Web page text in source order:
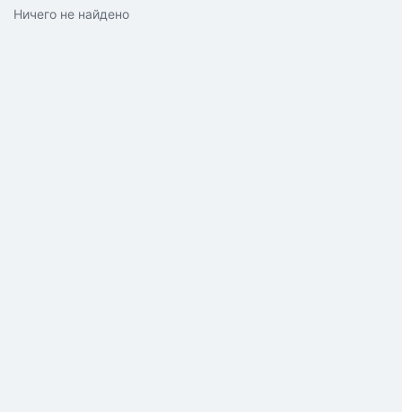
Ничего не найдено